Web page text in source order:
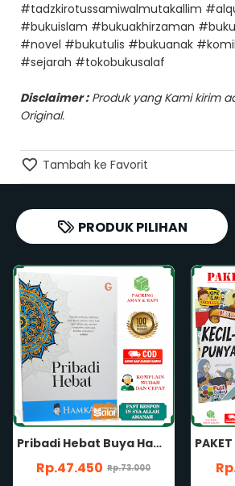
#tadzkirotussamiwalmutakallim
#bukuislam #bukuakhirzaman
#novel #bukutulis #bukuanak
#sejarah #tokobukusalaf
Disclaimer :Produk yang Kami kirim
Original.
Tambah ke Favorit
PRODUK PILIHAN
PAKET 2 BUKU Komik Kecil-Kecil Punya Adab JILID 1 & 2 FACELESS FULL COLOR Usia 7 Tahun Plus Komik Adab Anak Islami Belajar Baik Akhlak Karya Arya Rahmadi Penerbit Pustaka Quran Sunnah
Rp.51.480 Rp.85.500